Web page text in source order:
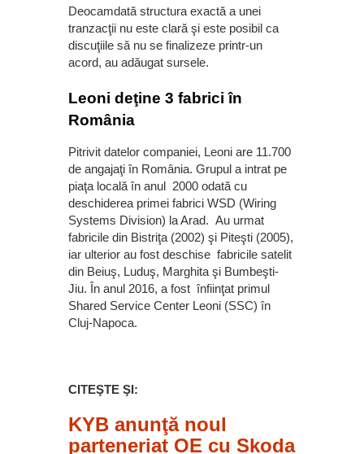
Deocamdată structura exactă a unei
tranzacţii nu este clară şi este posibil ca
discuţiile să nu se finalizeze printr-un
acord, au adăugat sursele.
Leoni deţine 3 fabrici în
România
Pitrivit datelor companiei, Leoni are 11.700
de angajaţi în România. Grupul a intrat pe
piaţa locală în anul 2000 odată cu
deschiderea primei fabrici WSD (Wiring
Systems Division) la Arad. Au urmat
fabricile din Bistriţa (2002) şi Piteşti (2005),
iar ulterior au fost deschise fabricile satelit
din Beiuş, Luduş, Marghita şi Bumbeşti-
Jiu. În anul 2016, a fost înfiinţat primul
Shared Service Center Leoni (SSC) în
Cluj-Napoca.
CITEŞTE ŞI:
KYB anunţă noul
parteneriat OE cu Skoda